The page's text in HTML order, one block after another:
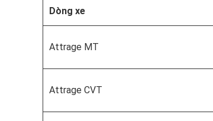
Dòng xe
Attrage MT
Attrage CVT